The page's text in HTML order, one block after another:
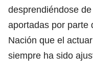
desprendiéndose
aportadas por parte
Nación que el
siempre ha sido